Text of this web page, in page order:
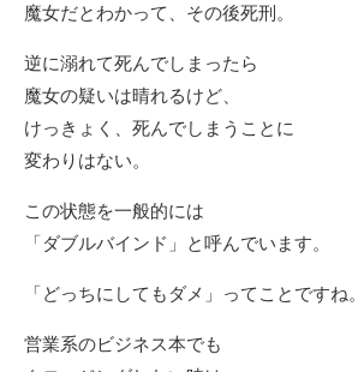
魔女だとわかって、その後死刑。
逆に溺れて死んでしまったら
魔女の疑いは晴れるけど、
けっきょく、死んでしまうことに
変わりはない。
この状態を一般的には
「ダブルバインド」と呼んでいます。
「どっちにしてもダメ」ってことですね。
営業系のビジネス本でも